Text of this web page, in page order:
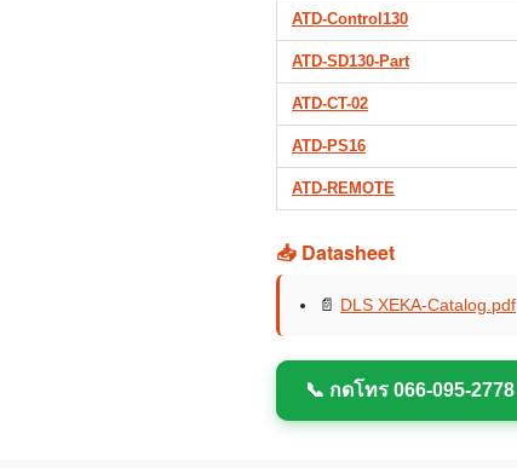
ATD-Control130
ATD-SD130-Part
ATD-CT-02
ATD-PS16
ATD-REMOTE
📥 Datasheet
📄 DLS XEKA-Catalog.pdf
📞 กดโทร 066-095-2778